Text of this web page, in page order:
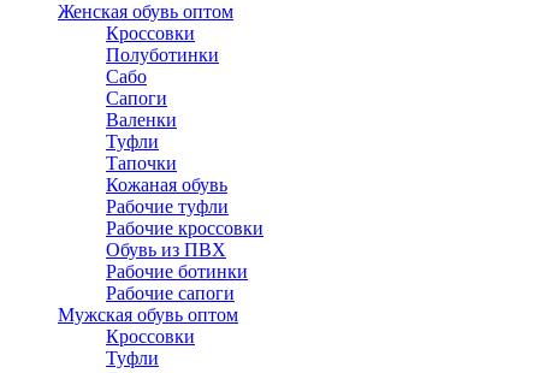
Женская обувь оптом
Кроссовки
Полуботинки
Сабо
Сапоги
Валенки
Туфли
Тапочки
Кожаная обувь
Рабочие туфли
Рабочие кроссовки
Обувь из ПВХ
Рабочие ботинки
Рабочие сапоги
Мужская обувь оптом
Кроссовки
Туфли